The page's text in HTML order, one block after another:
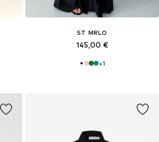
ST MRLO
145,00 €
+1